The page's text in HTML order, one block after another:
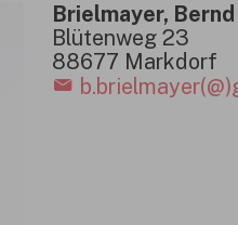
Brielmayer, Bernd
Blütenweg 23
88677 Markdorf